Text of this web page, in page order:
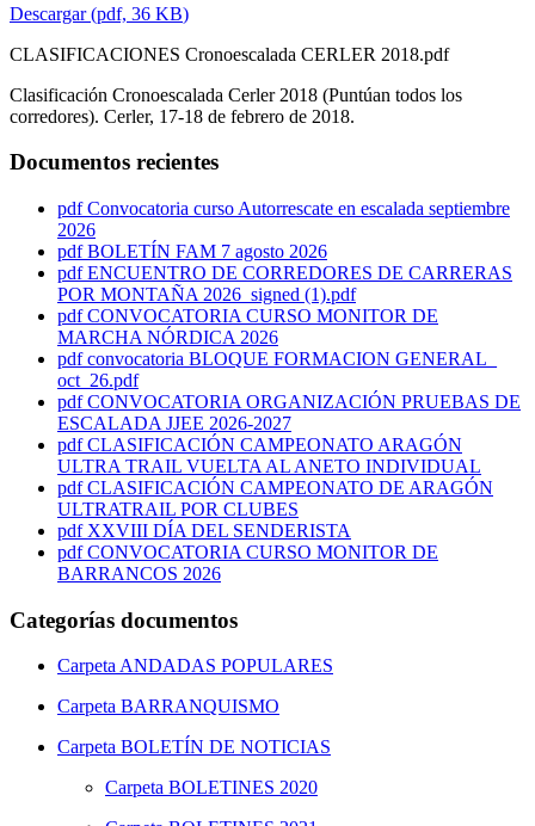
Descargar(pdf, 36 KB)
CLASIFICACIONES Cronoescalada CERLER 2018.pdf
Clasificación Cronoescalada Cerler 2018 (Puntúan todos los
corredores). Cerler, 17-18 de febrero de 2018.
Documentos recientes
pdf Convocatoria curso Autorrescate en escalada septiembre
2026
pdf BOLETÍN FAM 7 agosto 2026
pdf ENCUENTRO DE CORREDORES DE CARRERAS
POR MONTAÑA 2026_signed (1).pdf
pdf CONVOCATORIA CURSO MONITOR DE
MARCHA NÓRDICA 2026
pdf convocatoria BLOQUE FORMACION GENERAL_
oct_26.pdf
pdf CONVOCATORIA ORGANIZACIÓN PRUEBAS DE
ESCALADA JJEE 2026-2027
pdf CLASIFICACIÓN CAMPEONATO ARAGÓN
ULTRA TRAIL VUELTA AL ANETO INDIVIDUAL
pdf CLASIFICACIÓN CAMPEONATO DE ARAGÓN
ULTRATRAIL POR CLUBES
pdf XXVIII DÍA DEL SENDERISTA
pdf CONVOCATORIA CURSO MONITOR DE
BARRANCOS 2026
Categorías documentos
CarpetaANDADAS POPULARES
Carpeta BARRANQUISMO
Carpeta BOLETÍN DE NOTICIAS
Carpeta BOLETINES 2020